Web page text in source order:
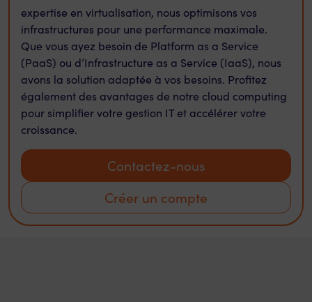
expertise en virtualisation, nous optimisons vos
infrastructures pour une performance maximale.
Que vous ayez besoin de Platform as a Service
(PaaS) ou d’Infrastructure as a Service (IaaS), nous
avons la solution adaptée à vos besoins. Profitez
également des avantages de notre cloud computing
pour simplifier votre gestion IT et accélérer votre
croissance.
Contactez-nous
Créer un compte